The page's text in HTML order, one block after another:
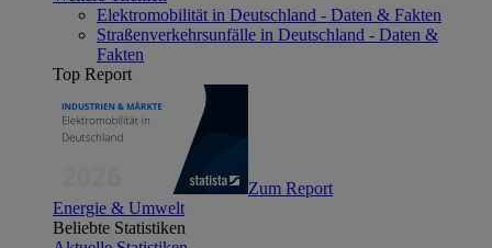
Elektromobilität in Deutschland - Daten & Fakten
Straßenverkehrsunfälle in Deutschland - Daten &
Fakten
Top Report
Zum Report
Energie & Umwelt
Beliebte Statistiken